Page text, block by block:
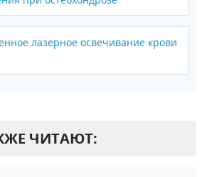
лазерное освечивание крови
ЧИТАЮТ: